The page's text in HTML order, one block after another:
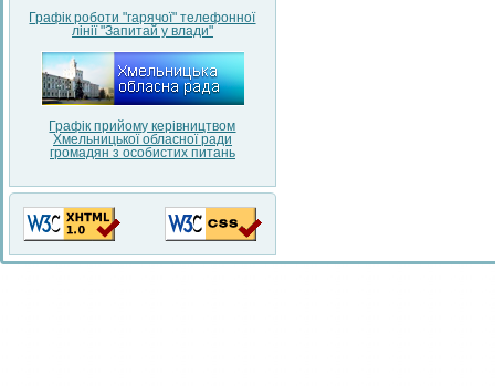
Графік роботи "гарячої" телефонної
лінії "Запитай у влади"
Графік прийому керівництвом
Хмельницької обласної ради
громадян з особистих питань